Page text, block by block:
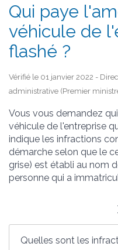
Qui paye
véhicule de
flashé ?
Vérifié le 01 janvier 2022 -
administrative (Premier
Vous vous demandez
véhicule de l'entreprise
indique les infractions
démarche selon que le
grise) est établi au nom
personne qui a
Quelles sont les